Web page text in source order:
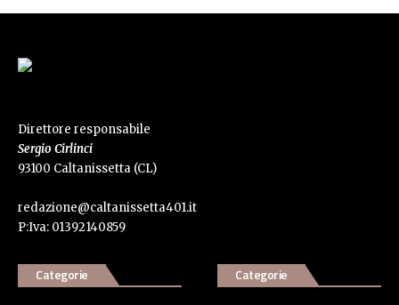
Direttore responsabile
Sergio Cirlinci
93100 Caltanissetta (CL)
redazione@caltanissetta401.it
P:Iva: 01392140859
Categorie Categorie